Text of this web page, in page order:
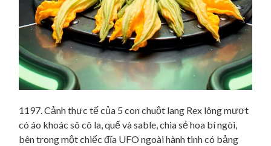
1197. Cảnh thực tế của 5 con chuột lang Rex lông mượt
có áo khoác sô cô la, quế và sable, chia sẻ hoa bí ngòi,
bên trong một chiếc đĩa UFO ngoài hành tinh có bảng